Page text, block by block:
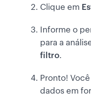
Clique em
Informe o
para a
filtro.
Pronto!
dados em